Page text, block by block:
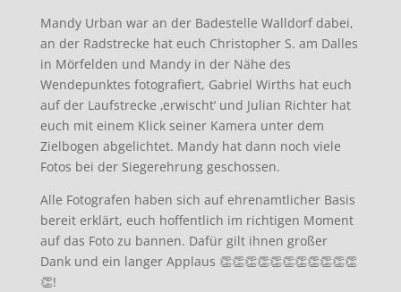
Mandy Urban war an der Badestelle Walldorf dabei,
an der Radstrecke hat euch Christopher S. am Dalles
in Mörfelden und Mandy in der Nähe des
Wendepunktes fotografiert, Gabriel Wirths hat euch
auf der Laufstrecke ‚erwischt‘ und Julian Richter hat
euch mit einem Klick seiner Kamera unter dem
Zielbogen abgelichtet. Mandy hat dann noch viele
Fotos bei der Siegerehrung geschossen.
Alle Fotografen haben sich auf ehrenamtlicher Basis
bereit erklärt, euch hoffentlich im richtigen Moment
auf das Foto zu bannen. Dafür gilt ihnen großer
Dank und ein langer Applaus 👏👏👏👏👏👏👏👏👏👏👏
👏!